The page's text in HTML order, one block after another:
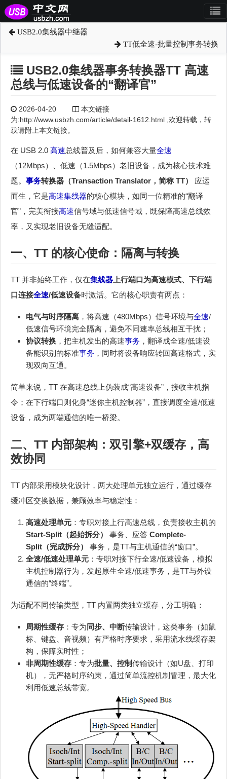
USB2.0集线器中继器
TT低全速-批量控制事务转换
USB2.0集线器事务转换器TT 高速
总线与低速设备的“翻译官”
2026-04-20
本文链接
为:http://www.usbzh.com/article/detail-1612.html ,欢迎转载，转
载请附上本文链接。
在 USB 2.0 高速总线普及后，如何兼容大量全速
（12Mbps）、低速（1.5Mbps）老旧设备，成为核心技术难
题。 事务转换器（Transaction Translator，简称 TT）
应运
而生，它是高速集线器的核心模块，如同一位精准的“翻译
官”，完美衔接高速信号域与低速信号域，既保障高速总线效
率，又实现老旧设备无缝适配。
一、TT 的核心使命：隔离与转换
TT 并非始终工作，仅在集线器上行端口为高速模式、下行端
口连接全速/低速设备时激活。它的核心职责有两点：
电气与时序隔离 ，将高速（480Mbps）信号环境与全速/
低速信号环境完全隔离，避免不同速率总线相互干扰；
协议转换 ，把主机发出的高速事务 ，翻译成全速/低速设
备能识别的标准事务 ，同时将设备响应转回高速格式，实
现双向互通。
简单来说，TT 在高速总线上伪装成“高速设备”，接收主机指
令；在下行端口则化身“迷你主机控制器”，直接调度全速/低速
设备，成为两端通信的唯一桥梁。
二、TT 内部架构：双引擎+双缓存，高
效协同
TT 内部采用模块化设计，两大处理单元独立运行，通过缓存
缓冲区交换数据，兼顾效率与稳定性：
高速处理单元 ：专职对接上行高速总线，负责接收主机的
Start-Split（起始拆分）
事务、应答 Complete-
Split（完成拆分）
事务，是TT与主机通信的“窗口”。
全速/低速处理单元 ：专职对接下行全速/低速设备，模拟
主机控制器行为，发起原生全速/低速事务，是TT与外设
通信的“终端”。
为适配不同传输类型，TT 内置两类独立缓存，分工明确：
周期性缓存 ：专为 同步、中断传输设计，这类事务（如鼠
标、键盘、音视频）有严格时序要求，采用流水线缓存架
构，保障实时性；
非周期性缓存 ：专为批量、控制传输设计（如U盘、打印
机），无严格时序约束，通过简单流控机制管理，最大化
利用低速总线带宽。